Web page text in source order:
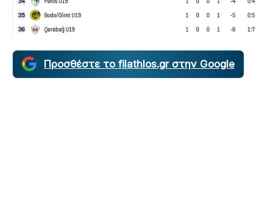
Προσθέστε το filathlos.gr στην Google